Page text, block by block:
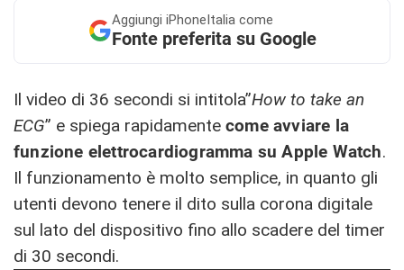
Aggiungi iPhoneItalia come
Fonte preferita su Google
Il video di 36 secondi si intitola”How to take an
ECG” e spiega rapidamente come avviare la
funzione elettrocardiogramma su Apple Watch.
Il funzionamento è molto semplice, in quanto gli
utenti devono tenere il dito sulla corona digitale
sul lato del dispositivo fino allo scadere del timer
di 30 secondi.